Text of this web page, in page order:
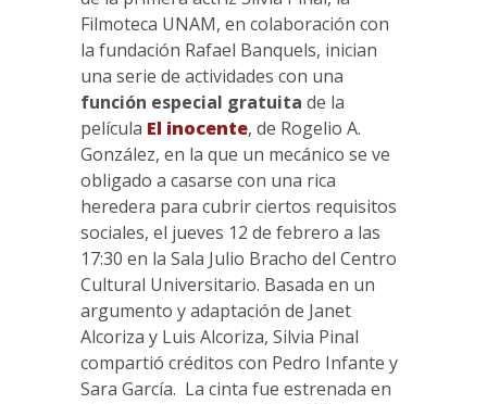
Filmoteca UNAM, en colaboración con
la fundación Rafael Banquels, inician
una serie de actividades con una
función especial gratuita de la
película El inocente, de Rogelio A.
González, en la que un mecánico se ve
obligado a casarse con una rica
heredera para cubrir ciertos requisitos
sociales, el jueves 12 de febrero a las
17:30 en la Sala Julio Bracho del Centro
Cultural Universitario. Basada en un
argumento y adaptación de Janet
Alcoriza y Luis Alcoriza, Silvia Pinal
compartió créditos con Pedro Infante y
Sara García. La cinta fue estrenada en